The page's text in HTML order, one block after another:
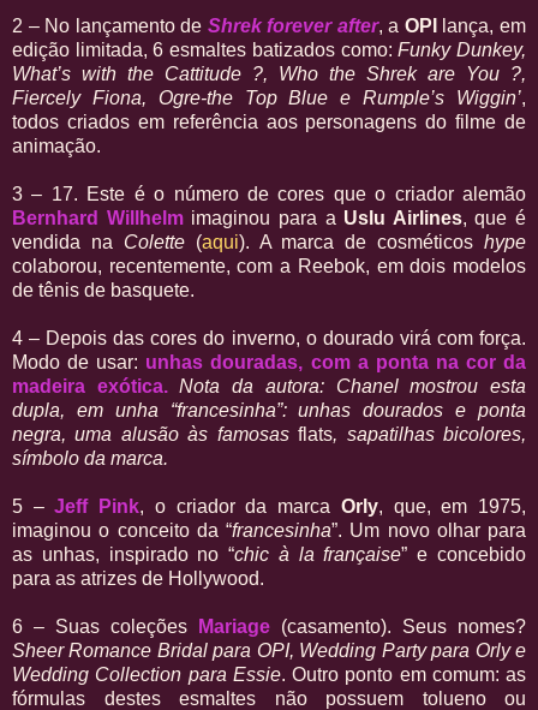
2 – No lançamento de Shrek forever after, a OPI
lança, em
edição limitada, 6 esmaltes batizados como:Funky Dunkey,
What’s with the Cattitude ?, Who the Shrek are You ?,
Fiercely Fiona, Ogre-the Top Blue e Rumple’s Wiggin’,
todos criados em referência aos personagens do filme de
animação.
3 – 17. Este é o número de cores que o criador alemão
Bernhard Willhelmimaginou para a Uslu Airlines, que é
vendida na Colette (aqui). A marca de cosméticos hype
colaborou, recentemente, com a Reebok, em dois modelos
de tênis de basquete.
4 – Depois das cores do inverno, o dourado virá com força.
Modo de usar: unhas douradas, com a ponta na cor da
madeira exótica. Nota da autora: Chanel mostrou esta
dupla, em unha “francesinha”: unhas dourados e ponta
negra, uma alusão às famosasflats, sapatilhas bicolores,
símbolo da marca.
5 –Jeff Pink, o criador da marca Orly, que, em 1975,
imaginou o conceito da “francesinha”. Um novo olhar para
as unhas, inspirado no “chic à la française” e concebido
para as atrizes de Hollywood.
6 – Suas coleções Mariage (casamento). Seus nomes?
Sheer Romance Bridal para OPI, Wedding Party para Orly e
Wedding Collection para Essie. Outro ponto em comum: as
fórmulas destes esmaltes não possuem tolueno ou